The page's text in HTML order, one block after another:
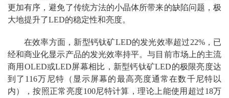
更加有序，避免了传统方法的小晶体所带来的缺陷问题，极
大地提升了LED的稳定性和亮度。
在效率方面，新型钙钛矿LED的发光效率超过22%，已
经和商业化显示产品的发光效率持平。与目前市场上的主流
商用OLED或LED屏幕相比，新型钙钛矿LED的极限亮度达
到了116万尼特（显示屏幕的最高亮度通常在数千尼特以
内），按照正常亮度100尼特计算，理论上能使用超过18万